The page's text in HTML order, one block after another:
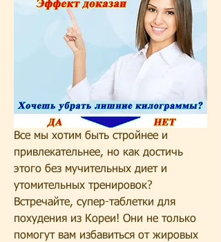
Все мы хотим быть стройнее и
привлекательнее, но как достичь
этого без мучительных диет и
утомительных тренировок?
Встречайте, супер-таблетки для
похудения из Кореи! Они не только
помогут вам избавиться от жировых